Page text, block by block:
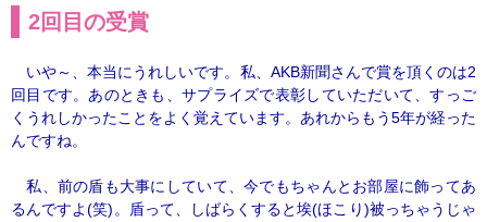
2回目の受賞
いや～、本当にうれしいです。私、AKB新聞さんで賞を頂くのは2
回目です。あのときも、サプライズで表彰していただいて、すっご
くうれしかったことをよく覚えています。あれからもう5年が経った
んですね。
私、前の盾も大事にしていて、今でもちゃんとお部屋に飾ってあ
るんですよ(笑)。盾って、しばらくすると埃(ほこり)被っちゃうじゃ